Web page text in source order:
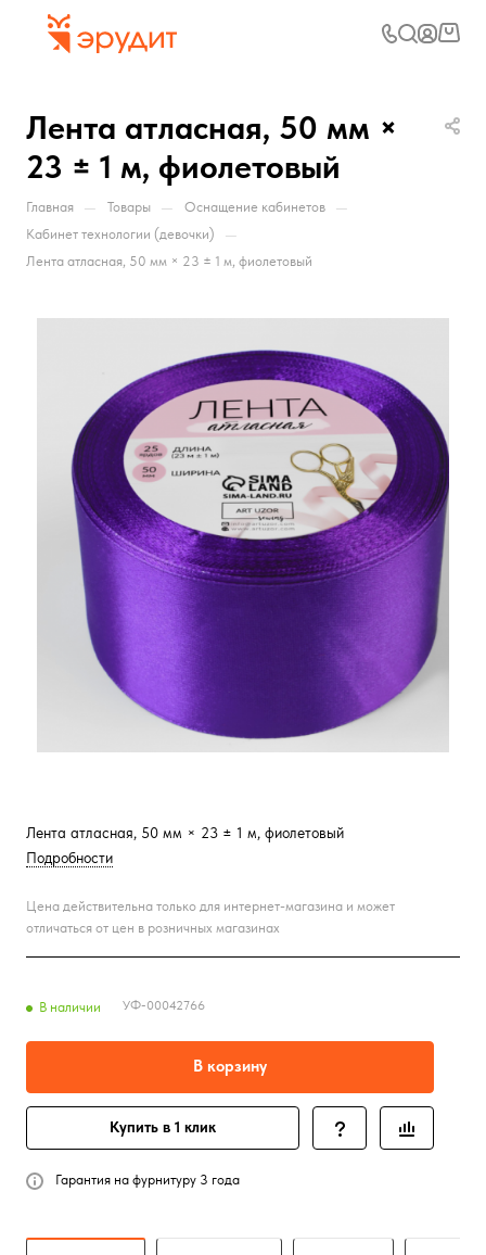
Лента атласная, 50 мм ×
23 ± 1 м, фиолетовый
Главная — Товары — Оснащение кабинетов —
Кабинет технологии (девочки) —
Лента атласная, 50 мм × 23 ± 1 м, фиолетовый
Лента атласная, 50 мм × 23 ± 1 м, фиолетовый
Подробности
Цена действительна только для интернет-магазина и может
отличаться от цен в розничных магазинах
В наличии УФ-00042766
В корзину
Купить в 1 клик
Гарантия на фурнитуру 3 года